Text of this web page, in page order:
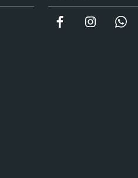
Facebook Instagram